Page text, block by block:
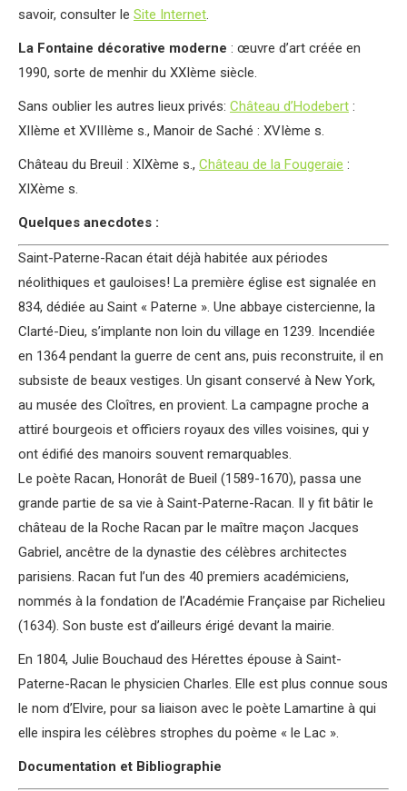
savoir, consulter le Site Internet.
La Fontaine décorative moderne : œuvre d’art créée en
1990, sorte de menhir du XXIème siècle.
Sans oublier les autres lieux privés: Château d’Hodebert :
XIIème et XVIIIème s., Manoir de Saché : XVIème s.
Château du Breuil : XIXème s., Château de la Fougeraie :
XIXème s.
Quelques anecdotes :
Saint-Paterne-Racan était déjà habitée aux périodes
néolithiques et gauloises! La première église est signalée en
834, dédiée au Saint « Paterne ». Une abbaye cistercienne, la
Clarté-Dieu, s’implante non loin du village en 1239. Incendiée
en 1364 pendant la guerre de cent ans, puis reconstruite, il en
subsiste de beaux vestiges. Un gisant conservé à New York,
au musée des Cloîtres, en provient. La campagne proche a
attiré bourgeois et officiers royaux des villes voisines, qui y
ont édifié des manoirs souvent remarquables.
Le poète Racan, Honorât de Bueil (1589-1670), passa une
grande partie de sa vie à Saint-Paterne-Racan. Il y fit bâtir le
château de la Roche Racan par le maître maçon Jacques
Gabriel, ancêtre de la dynastie des célèbres architectes
parisiens. Racan fut l’un des 40 premiers académiciens,
nommés à la fondation de l’Académie Française par Richelieu
(1634). Son buste est d’ailleurs érigé devant la mairie.
En 1804, Julie Bouchaud des Hérettes épouse à Saint-
Paterne-Racan le physicien Charles. Elle est plus connue sous
le nom d’Elvire, pour sa liaison avec le poète Lamartine à qui
elle inspira les célèbres strophes du poème « le Lac ».
Documentation et Bibliographie